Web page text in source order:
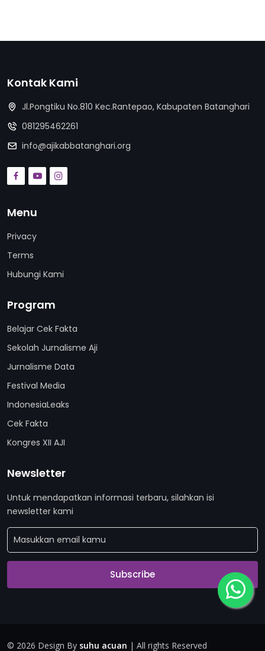
Kontak Kami
Jl.Pongtiku No.810 Kec.Rantepao, Kabupaten Batanghari
081295462261
info@ajikabbatanghari.org
Menu
Privacy
Terms
Hubungi Kami
Program
Belajar Cek Fakta
Sekolah Jurnalisme Aji
Jurnalisme Data
Festival Media
IndonesiaLeaks
Cek Fakta
Kongres XII AJI
Newsletter
Untuk mendapatkan informasi terbaru, silahkan isi
newsletter kami
Subscribe
© 2026 Design By suhu acuan | All rights Reserved